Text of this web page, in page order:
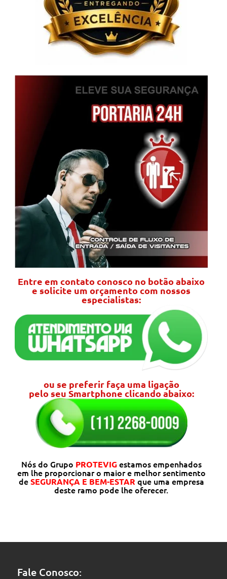
Entre em contato conosco no botão abaixo
e solicite um orçamento com nossos
especialistas:
ou se preferir faça uma ligação
pelo seu Smartphone clicando abaixo:
Nós do Grupo PROTEVIG estamos empenhados
em lhe proporcionar o maior e melhor sentimento
de SEGURANÇA E BEM-ESTAR que uma empresa
deste ramo pode lhe oferecer.
Fale Conosco: